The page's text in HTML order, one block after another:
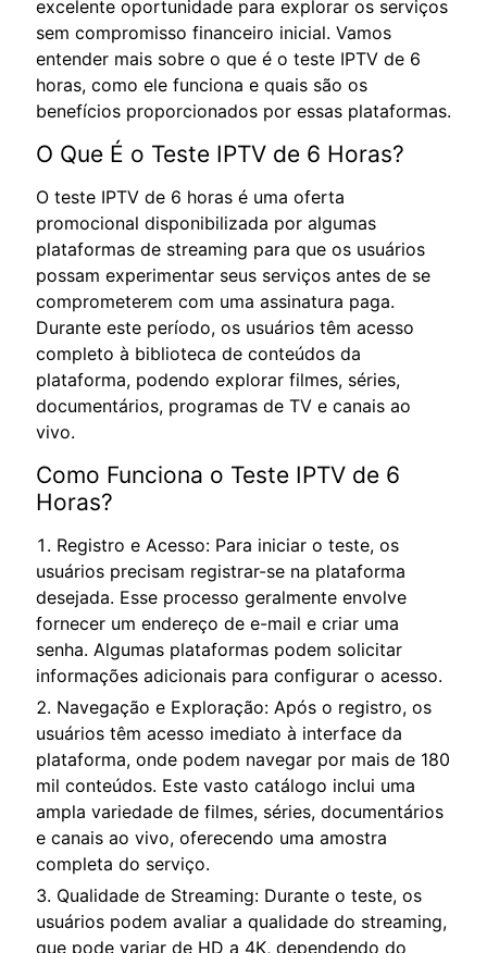
excelente oportunidade para explorar os serviços
sem compromisso financeiro inicial. Vamos
entender mais sobre o que é o teste IPTV de 6
horas, como ele funciona e quais são os
benefícios proporcionados por essas plataformas.
O Que É o Teste IPTV de 6 Horas?
O teste IPTV de 6 horas é uma oferta
promocional disponibilizada por algumas
plataformas de streaming para que os usuários
possam experimentar seus serviços antes de se
comprometerem com uma assinatura paga.
Durante este período, os usuários têm acesso
completo à biblioteca de conteúdos da
plataforma, podendo explorar filmes, séries,
documentários, programas de TV e canais ao
vivo.
Como Funciona o Teste IPTV de 6
Horas?
Registro e Acesso: Para iniciar o teste, os
usuários precisam registrar-se na plataforma
desejada. Esse processo geralmente envolve
fornecer um endereço de e-mail e criar uma
senha. Algumas plataformas podem solicitar
informações adicionais para configurar o acesso.
Navegação e Exploração: Após o registro, os
usuários têm acesso imediato à interface da
plataforma, onde podem navegar por mais de 180
mil conteúdos. Este vasto catálogo inclui uma
ampla variedade de filmes, séries, documentários
e canais ao vivo, oferecendo uma amostra
completa do serviço.
Qualidade de Streaming: Durante o teste, os
usuários podem avaliar a qualidade do streaming,
que pode variar de HD a 4K, dependendo do